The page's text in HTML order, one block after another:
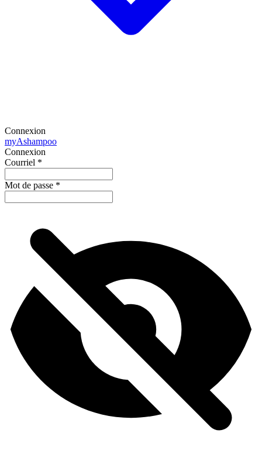
Connexion
myAshampoo
Connexion
Courriel *
Mot de passe *